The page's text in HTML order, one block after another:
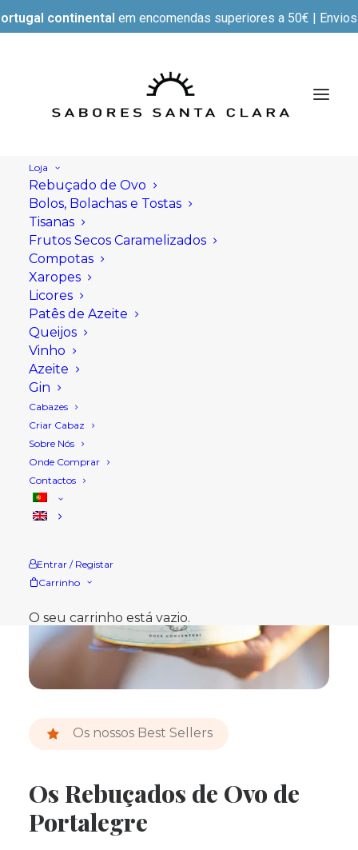
continental em encomendas superiores a 50€ |
Loja
Rebuçado de Ovo
Bolos, Bolachas e Tostas
Tisanas
Frutos Secos Caramelizados
Compotas
Xaropes
Licores
Patês de Azeite
Queijos
Vinho
Azeite
Gin
Cabazes
Criar Cabaz
Sobre Nós
Onde Comprar
Contactos
Entrar / Registar
Carrinho
O seu carrinho está vazio.
Os nossos Best Sellers
Os Rebuçados de Ovo de
Portalegre